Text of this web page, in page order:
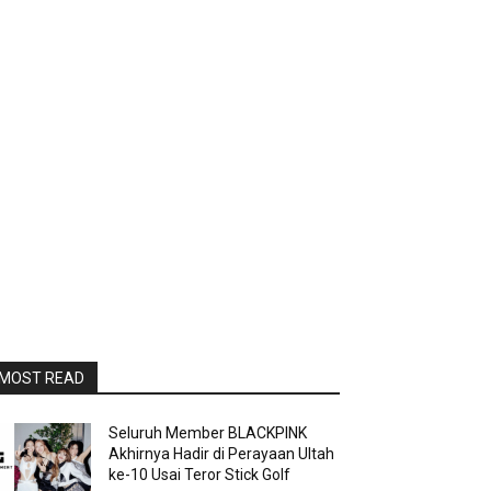
READ
Seluruh Member BLACKPINK
Akhirnya Hadir di Perayaan Ultah
ke-10 Usai Teror Stick Golf